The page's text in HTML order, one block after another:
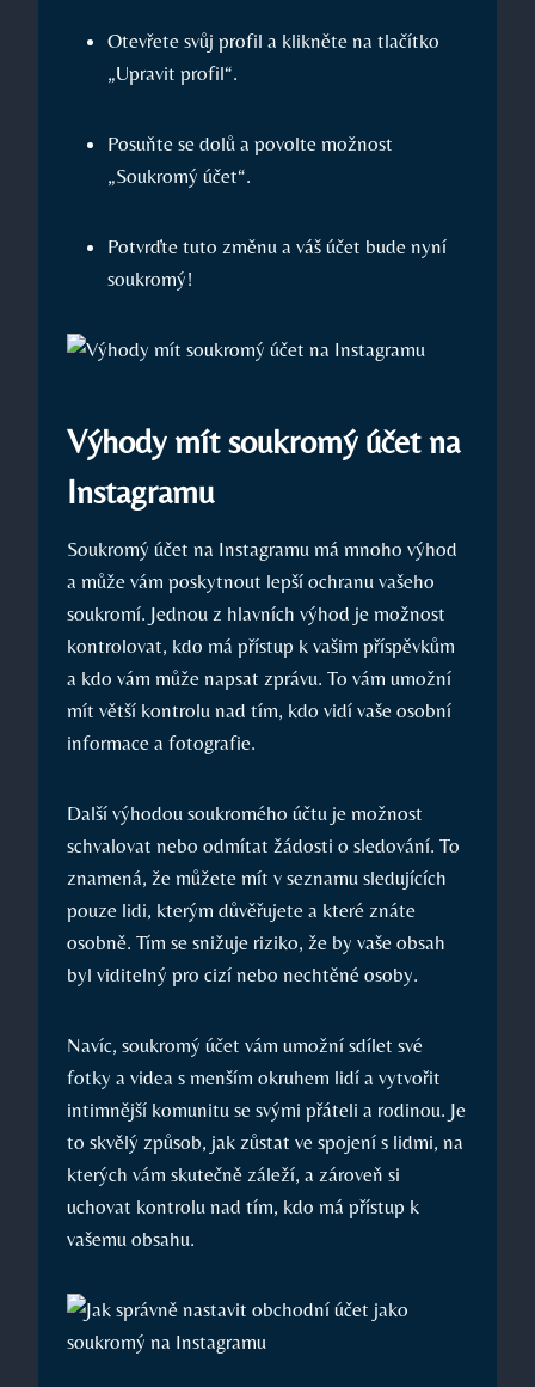
Otevřete svůj profil a klikněte na tlačítko
„Upravit profil“.
Posuňte se dolů a povolte možnost
„Soukromý účet“.
Potvrďte tuto změnu a váš účet bude nyní
soukromý!
Výhody mít soukromý účet na
Instagramu
Soukromý účet na Instagramu má mnoho výhod
a může vám poskytnout lepší ochranu vašeho
soukromí. Jednou z hlavních výhod je možnost
kontrolovat, kdo má přístup k vašim příspěvkům
a kdo vám může napsat zprávu. To vám umožní
mít větší kontrolu nad tím, kdo vidí vaše osobní
informace a fotografie.
Další výhodou soukromého účtu je možnost
schvalovat nebo odmítat žádosti o sledování. To
znamená, že můžete mít v seznamu sledujících
pouze lidi, kterým důvěřujete a které znáte
osobně. Tím se snižuje riziko, že by vaše obsah
byl viditelný pro cizí nebo nechtěné osoby.
Navíc, soukromý účet vám umožní sdílet své
fotky a videa s menším okruhem lidí a vytvořit
intimnější komunitu se svými přáteli a rodinou. Je
to skvělý způsob, jak zůstat ve spojení s lidmi, na
kterých vám skutečně záleží, a zároveň si
uchovat kontrolu nad tím, kdo má přístup k
vašemu obsahu.